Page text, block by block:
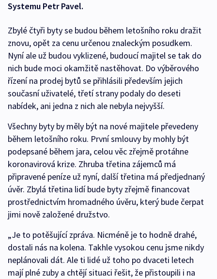
Systemu Petr Pavel.
Zbylé čtyři byty se budou během letošního roku dražit
znovu, opět za cenu určenou znaleckým posudkem.
Nyní ale už budou vyklizené, budoucí majitel se tak do
nich bude moci okamžitě nastěhovat. Do výběrového
řízení na prodej bytů se přihlásili především jejich
současní uživatelé, třetí strany podaly do deseti
nabídek, ani jedna z nich ale nebyla nejvyšší.
Všechny byty by měly být na nové majitele převedeny
během letošního roku. První smlouvy by mohly být
podepsané během jara, celou věc zřejmě protáhne
koronavirová krize. Zhruba třetina zájemců má
připravené peníze už nyní, další třetina má předjednaný
úvěr. Zbylá třetina lidí bude byty zřejmě financovat
prostřednictvím hromadného úvěru, který bude čerpat
jimi nově založené družstvo.
„Je to potěšující zpráva. Nicméně je to hodně drahé,
dostali nás na kolena. Takhle vysokou cenu jsme nikdy
neplánovali dát. Ale ti lidé už toho po dvaceti letech
mají plné zuby a chtějí situaci řešit, že přistoupili i na